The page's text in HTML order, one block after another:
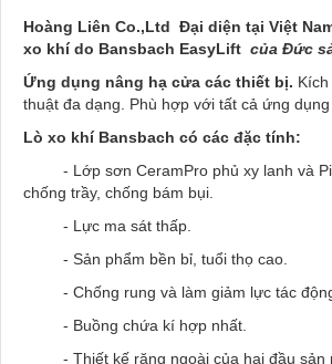
Hoàng Liên Co.,Ltd Đại diện tại Việt
xo khí do Bansbach EasyLift của Đức
Ứng dụng nâng hạ cửa các thiết bị.
thuật đa dạng. Phù hợp với tất cả ứng
Lò xo khí Bansbach có các đặc tính:
- Lớp sơn CeramPro phủ xy lanh và
chống trầy, chống bám bụi.
- Lực ma sát thấp.
- Sản phẩm bền bỉ, tuổi thọ cao.
- Chống rung và làm giảm lực tác
- Buồng chứa kí hợp nhất.
- Thiết kế răng ngoài của hai đầu sản